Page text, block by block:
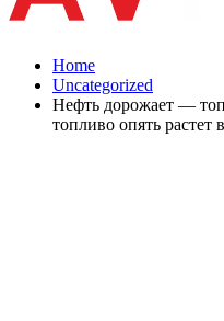
Home
Uncategorized
Нефть дорожает —
топливо опять